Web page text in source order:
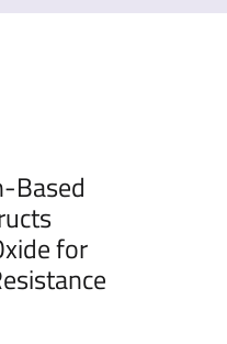
Based
for